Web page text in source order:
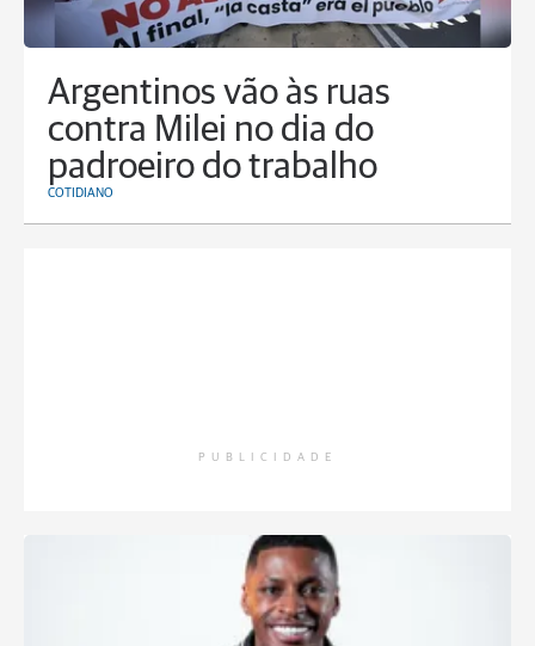
Argentinos vão às ruas
contra Milei no dia do
padroeiro do trabalho
COTIDIANO
PUBLICIDADE